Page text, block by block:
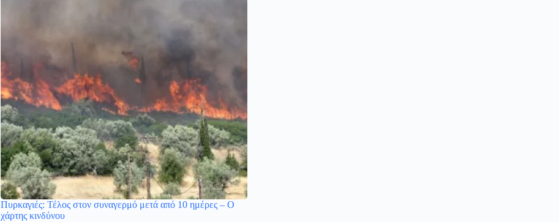
Πυρκαγιές: Τέλος στον συναγερμό μετά από 10 ημέρες – Ο
χάρτης κινδύνου